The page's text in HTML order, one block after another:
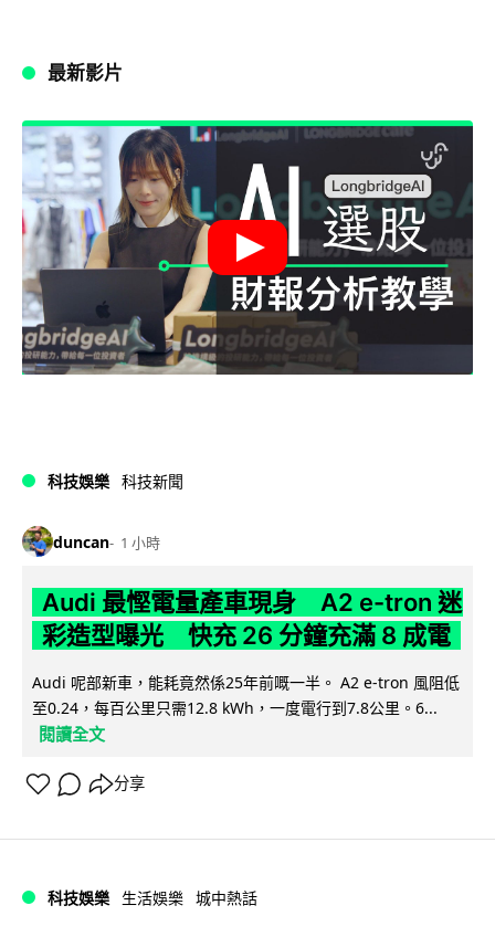
最新影片
科技娛樂 科技新聞
duncan 1 小時
Audi 最慳電量產車現身 A2 e-tron 迷
彩造型曝光 快充 26 分鐘充滿 8 成電
Audi 呢部新車，能耗竟然係25年前嘅一半。 A2 e-tron 風阻低
至0.24，每百公里只需12.8 kWh，一度電行到7.8公里。6...
閱讀全文
分享
科技娛樂 生活娛樂 城中熱話